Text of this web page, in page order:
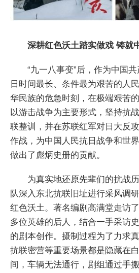
深耕红色沃土踏实做戏 铸就
“九一八事变”后，作为中国
日时间最长、条件最为艰苦的人
华民族的危急时刻，在极端艰苦
以游击战争为主要形式，坚持抗
联整训，并在苏联红军对日大反
作战，为中国人民抗日战争和世
做出了彪炳史册的贡献。
为真实地还原先辈们的抗战
队深入东北抗联旧址进行采风调
红色沃土。著名编剧高满堂走访
多位英雄的后人，结合一手采访
的剧本创作。摄制过程为了力求
抗联密营等重要场景都是隐藏在
间，车辆无法通行，剧组通过手